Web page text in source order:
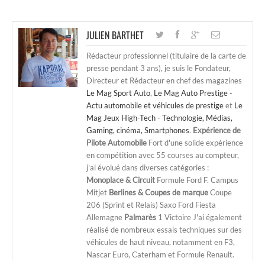
JULIEN BARTHET
Rédacteur professionnel (titulaire de la carte de
presse pendant 3 ans), je suis le Fondateur,
Directeur et Rédacteur en chef des magazines
Le Mag Sport Auto, Le Mag Auto Prestige -
Actu automobile et véhicules de prestigeet Le
Mag Jeux High-Tech - Technologie, Médias,
Gaming, cinéma, Smartphones. Expérience de
Pilote Automobile Fort d'une solide expérience
en compétition avec 55 courses au compteur,
j'ai évolué dans diverses catégories :
Monoplace & Circuit Formule Ford F. Campus
Mitjet Berlines & Coupes de marqueCoupe
206 (Sprint et Relais) Saxo Ford Fiesta
Allemagne Palmarès 1 Victoire J'ai également
réalisé de nombreux essais techniques sur des
véhicules de haut niveau, notamment en F3,
Nascar Euro, Caterham et Formule Renault.